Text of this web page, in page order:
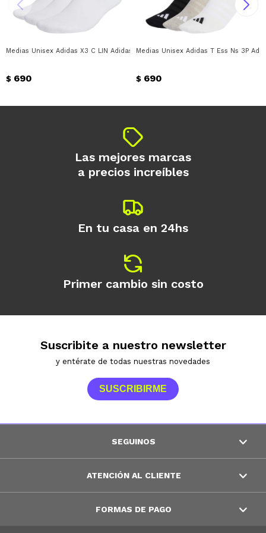
Medias Unisex Adidas X3 C LIN Adidas - Blanco
$ 690
Medias Unisex Adidas T Ess Ns 3P
$ 690
Las mejores marcas
a precios increíbles
En tu casa en 24hs
Primer cambio sin costo
Suscribite a nuestro newsletter
y entérate de todas nuestras novedades
SUSCRIBIRME
SEGUINOS
ATENCIÓN AL CLIENTE
FORMAS DE PAGO
Año
* sujeto a aprobación crediticia. El monto
disponible puede variar por comercio